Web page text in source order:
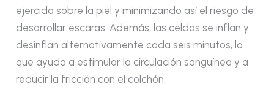
ejercida sobre la piel y minimizando así el riesgo de
desarrollar escaras. Además, las celdas se inflan y
desinflan alternativamente cada seis minutos, lo
que ayuda a estimular la circulación sanguínea y a
reducir la fricción con el colchón.